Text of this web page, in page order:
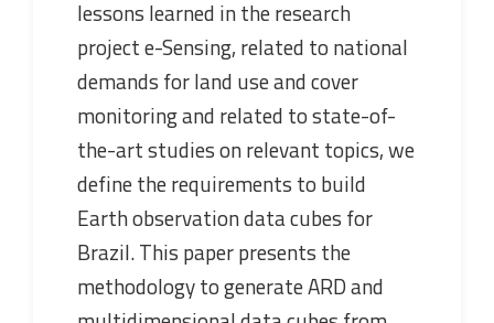
lessons learned in the research
project e-Sensing, related to national
demands for land use and cover
monitoring and related to state-of-
the-art studies on relevant topics, we
define the requirements to build
Earth observation data cubes for
Brazil. This paper presents the
methodology to generate ARD and